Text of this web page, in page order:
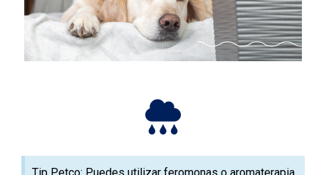
Tip Petco: Puedes utilizar feromonas o aromaterapia